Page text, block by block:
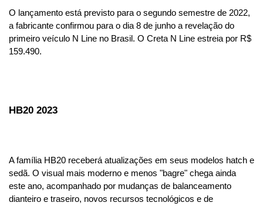
O lançamento está previsto para o segundo semestre de 2022,
a fabricante confirmou para o dia 8 de junho a revelação do
primeiro veículo N Line no Brasil. O Creta N Line estreia por R$
159.490.
HB20 2023
A família HB20 receberá atualizações em seus modelos hatch e
sedã. O visual mais moderno e menos "bagre" chega ainda
este ano, acompanhado por mudanças de balanceamento
dianteiro e traseiro, novos recursos tecnológicos e de